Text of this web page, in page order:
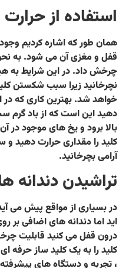
استفاده از حرارت
همان طور که اشاره کردیم
قفل و مغزی آن می شود. به
چرخش داد. در این شرایط به
نچرخانید زیرا سبب شکستن
خواهد شد. بهترین کاری که در
دهید این است که از باد گرم
بالا برود و یخ های موجود در آن
کلید را مقداری حرارت دهید و
آرامی بچرخانید.
تراشیدن دندانه
در بسیاری از مواقع پیش می
اید اما دندانه های اضافی بر
درون قفل می کنید قابلیت
کلید را به یک کلید ساز حرفه
، تجربه و دستگاه های